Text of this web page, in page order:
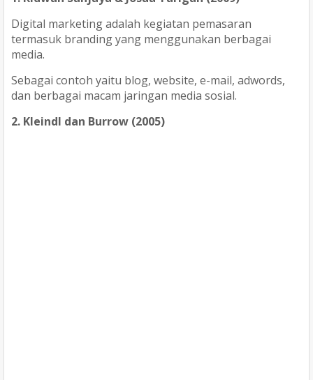
Digital marketing adalah kegiatan pemasaran
termasuk branding yang menggunakan berbagai
media.
Sebagai contoh yaitu blog, website, e-mail, adwords,
dan berbagai macam jaringan media sosial.
2. Kleindl dan Burrow (2005)